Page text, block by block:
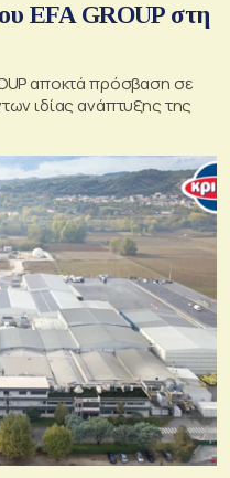
EFA GROUP στη
αποκτά πρόσβαση σε
ιδίας ανάπτυξης της